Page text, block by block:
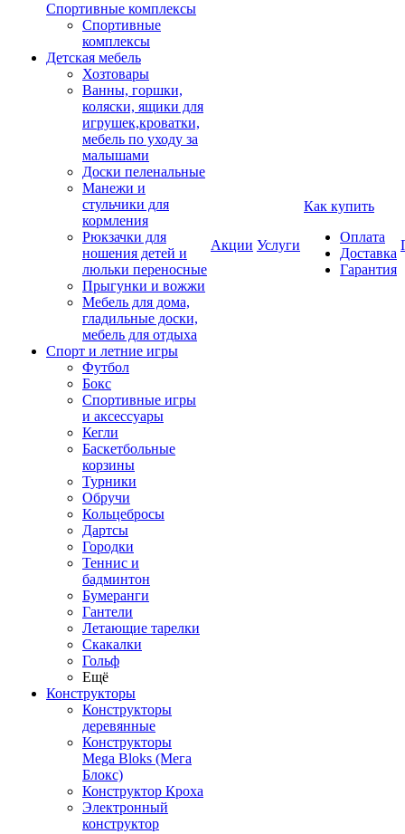
Спортивные комплексы
Спортивные
комплексы
Детская мебель
Хозтовары
Ванны, горшки,
коляски, ящики для
игрушек,кроватки,
мебель по уходу за
малышами
Доски пеленальные
Манежи и
стульчики для
кормления
Рюкзачки для
ношения детей и
люльки переносные
Прыгунки и вожжи
Мебель для дома,
гладильные доски,
мебель для отдыха
Спорт и летние игры
Футбол
Бокс
Спортивные игры
и аксессуары
Кегли
Баскетбольные
корзины
Турники
Обручи
Кольцебросы
Дартсы
Городки
Теннис и
бадминтон
Бумеранги
Гантели
Летающие тарелки
Скакалки
Гольф
Ещё
Конструкторы
Конструкторы
деревянные
Конструкторы
Mega Bloks (Мега
Блокс)
Конструктор Кроха
Электронный
конструктор
Акции Услуги
Как купить
Оплата
Доставка
Гарантия